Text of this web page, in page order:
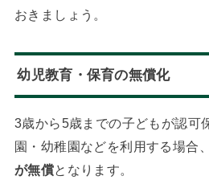
おきましょう。
幼児教育・保育の無償化
3歳から5歳までの子どもが認可
園・幼稚園などを利用する場合、
が無償となります。